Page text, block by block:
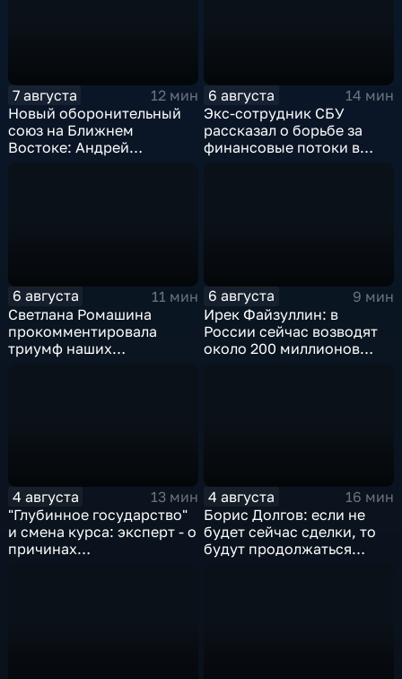
7 августа
12 мин
Новый оборонительный
союз на Ближнем
Востоке: Андрей
6 августа
14 мин
Экс-сотрудник СБУ
рассказал о борьбе за
финансовые потоки в
6 августа
11 мин
Светлана Ромашина
прокомментировала
триумф наших
6 августа
9 мин
Ирек Файзуллин: в
России сейчас возводят
около 200 миллионов
4 августа
13 мин
"Глубинное государство"
и смена курса: эксперт - о
причинах
4 августа
16 мин
Борис Долгов: если не
будет сейчас сделки, то
будут продолжаться